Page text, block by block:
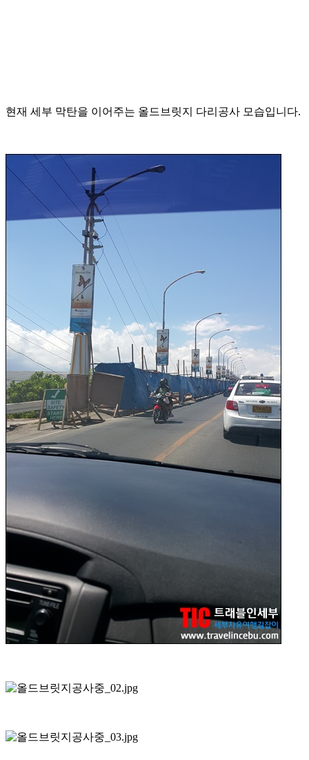
현재 세부 막탄을 이어주는 올드브릿지 다리공사 모습입니다.